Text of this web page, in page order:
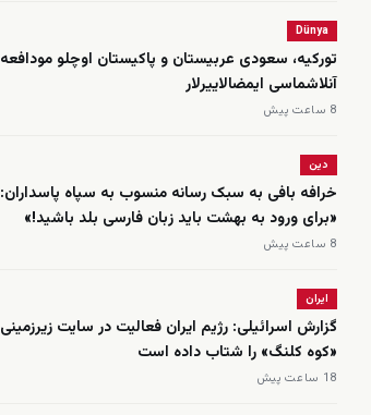
Dünya
تورکیه، سعودی عربیستان و پاکیستان اوچلو مودافعه
‌آنلاشماسی ایمضالاییرلار
8 ساعت پیش
دین
خرافه بافی به سبک رسانه منسوب به سپاه پاسداران:
«برای ورود به بهشت باید زبان فارسی بلد باشید!»
8 ساعت پیش
ایران
گزارش اسرائیلی: رژیم ایران فعالیت در سایت زیرزمینی
«کوه کلنگ» را شتاب داده است
18 ساعت پیش